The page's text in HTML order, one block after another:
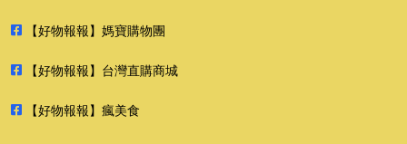
【好物報報】媽寶購物團
【好物報報】台灣直購商城
【好物報報】瘋美食